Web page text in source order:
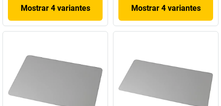
Mostrar 4 variantes Mostrar 4 variantes